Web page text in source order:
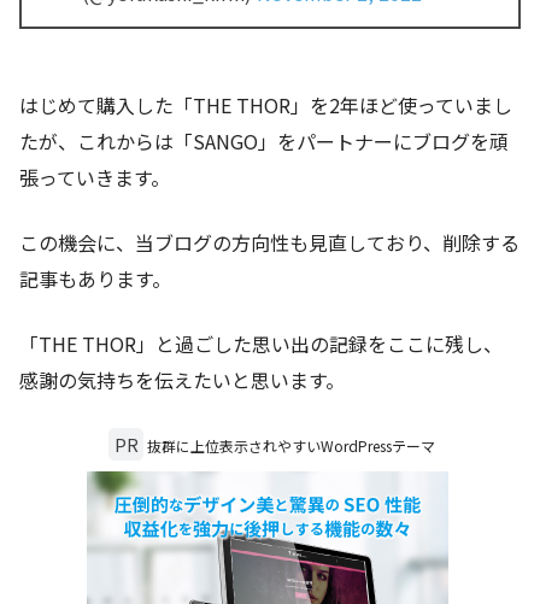
はじめて購入した「THE THOR」を2年ほど使っていまし
たが、これからは「SANGO」をパートナーにブログを頑
張っていきます。
この機会に、当ブログの方向性も見直しており、削除する
記事もあります。
「THE THOR」と過ごした思い出の記録をここに残し、
感謝の気持ちを伝えたいと思います。
PR 抜群に上位表示されやすいWordPressテーマ